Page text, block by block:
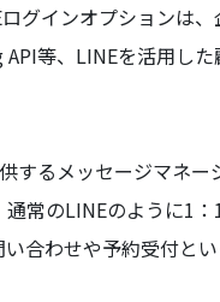
グインオプションは
等、LINEを活用し
するメッセージマネ
常のLINEのように1
合わせや予約受付と